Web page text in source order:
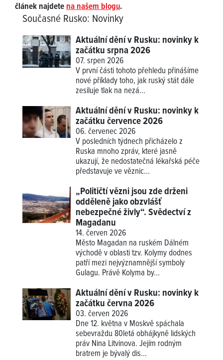
článek najdetena našem blogu.
Současné Rusko: Novinky
Aktuální dění v Rusku: novinky k
začátku srpna 2026
07. srpen 2026
V první části tohoto přehledu přinášíme
nové příkladytoho, jak ruský stát dále
zesiluje tlak na nezá...
Aktuální dění v Rusku: novinky k
začátku července 2026
06. červenec 2026
V posledních týdnech přicházelo z
Ruska mnoho zpráv, které jasně
ukazují, že nedostatečná lékařská péče
představuje ve věznic...
„Političtí vězni jsou zde drženi
odděleně jako obzvlášť
nebezpečné živly“. Svědectví z
Magadanu
14. červen 2026
Město Magadan na ruském Dálném
východě v oblasti tzv. Kolymy dodnes
patří mezi nejvýznamnější symboly
Gulagu. Právě Kolyma by...
Aktuální dění v Rusku: novinky k
začátku června 2026
03. červen 2026
Dne 12. května v Moskvě spáchala
sebevraždu 80letá obhájkyně lidských
práv Nina Litvinova. Jejím rodným
bratrem je bývalý dis...